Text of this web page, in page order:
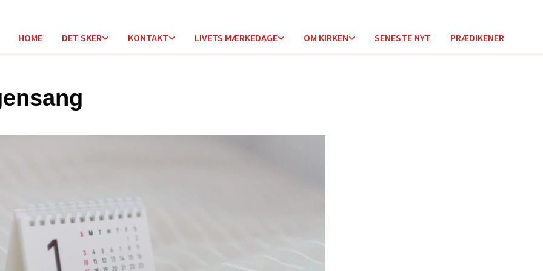
HOME DET SKER KONTAKT LIVETS MÆRKEDAGE OM KIRKEN SENESTE NYT PRÆDIKENER